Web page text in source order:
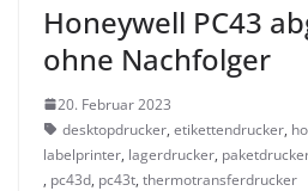
Honeywell PC43
ohne Nachfolger
20. Februar 2023
desktopdrucker, etikettendrucker,
labelprinter, lagerdrucker,
, pc43d, pc43t, thermotransferdrucker